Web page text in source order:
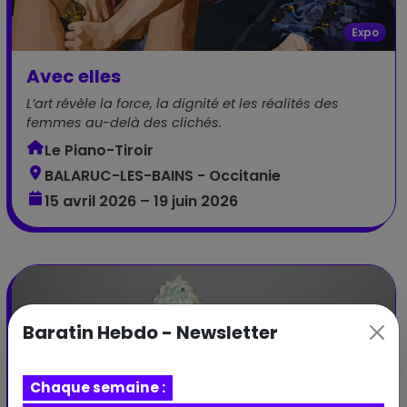
Expo
Avec elles
L’art révèle la force, la dignité et les réalités des
femmes au-delà des clichés.
Le Piano-Tiroir
BALARUC-LES-BAINS - Occitanie
15 avril 2026 – 19 juin 2026
Baratin Hebdo - Newsletter
Chaque semaine :